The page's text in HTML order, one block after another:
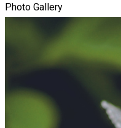
Photo Gallery